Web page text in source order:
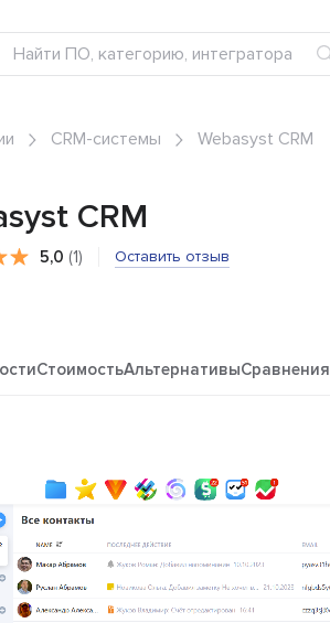
CRM-системы Webasyst CRM
CRM
5,0 (1) Оставить отзыв
СтоимостьАльтернативыСравнения